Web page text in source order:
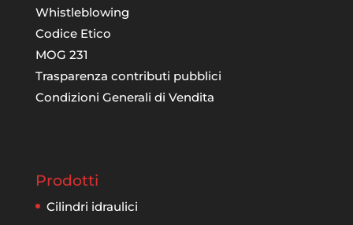
Whistleblowing
Codice Etico
MOG 231
Trasparenza contributi pubblici
Condizioni Generali di Vendita
Prodotti
Cilindri idraulici